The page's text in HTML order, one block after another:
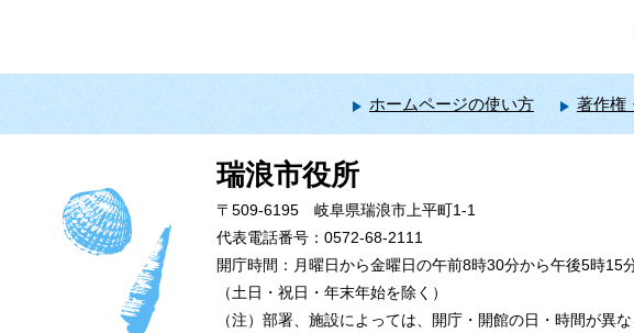
ホームページの使い方 著作権
瑞浪市役所
〒509-6195 岐阜県瑞浪市上平町1-1
代表電話番号：0572-68-2111
開庁時間：月曜日から金曜日の午前8時30分から午後5時15
（土日・祝日・年末年始を除く）
（注）部署、施設によっては、開庁・開館の日・時間が異な